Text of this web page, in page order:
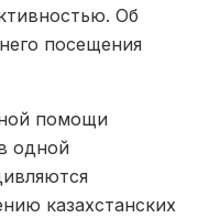
Об
посещения
помощи
одной
казахстанских